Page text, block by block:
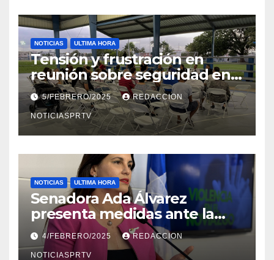
NOTICIAS ULTIMA HORA
Tensión y frustración en
reunión sobre seguridad en
Reparto Metropolitano
5/FEBRERO/2025 REDACCION
NOTICIASPRTV
NOTICIAS ULTIMA HORA
Senadora Ada Álvarez
presenta medidas ante la
violencia en el noviazgo
4/FEBRERO/2025 REDACCION
NOTICIASPRTV